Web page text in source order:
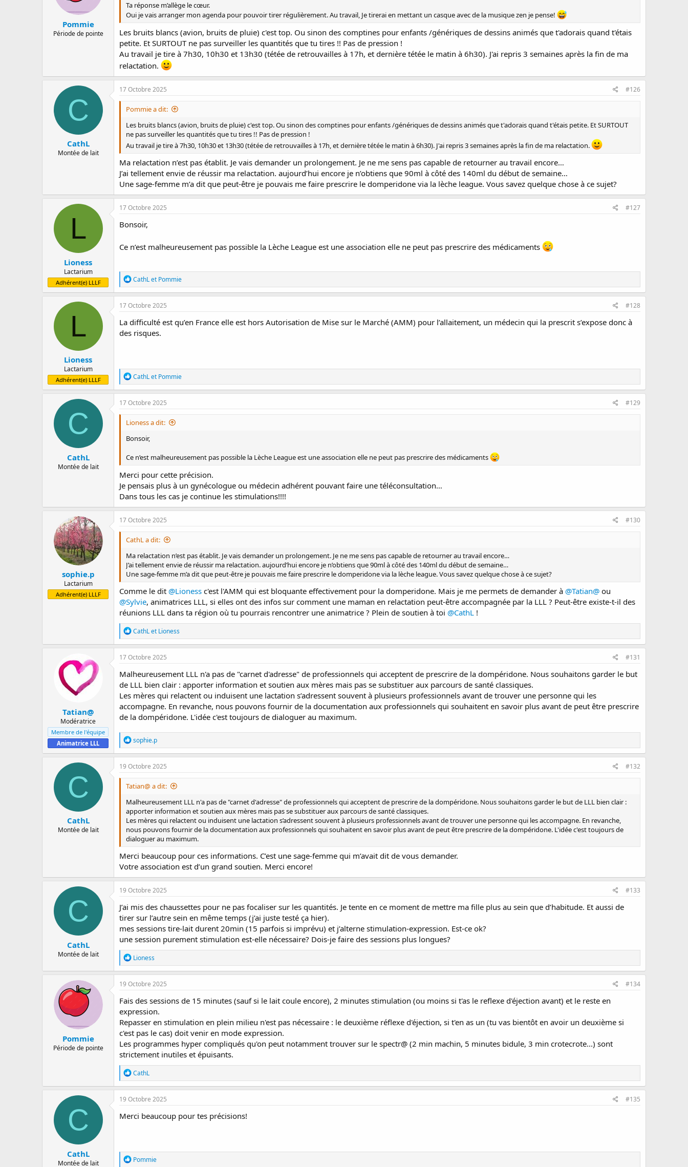
Pommie
Période de pointe
Ta réponse m’allège le cœur.
Oui je vais arranger mon agenda pour pouvoir tirer régulièrement. Au travail, Je tirerai en mettant un casque avec de la musique zen je pense!
Les bruits blancs (avion, bruits de pluie) c'est top. Ou sinon des comptines pour enfants /génériques de dessins animés que t'adorais quand t'étais
petite. Et SURTOUT ne pas surveiller les quantités que tu tires !! Pas de pression !
Au travail je tire à 7h30, 10h30 et 13h30 (tétée de retrouvailles à 17h, et dernière tétée le matin à 6h30). J'ai repris 3 semaines après la fin de ma
relactation.
C
CathL
Montée de lait
17 Octobre 2025 #126
Pommie a dit:
Les bruits blancs (avion, bruits de pluie) c'est top. Ou sinon des comptines pour enfants /génériques de dessins animés que t'adorais quand t'étais petite. Et SURTOUT
ne pas surveiller les quantités que tu tires !! Pas de pression !
Au travail je tire à 7h30, 10h30 et 13h30 (tétée de retrouvailles à 17h, et dernière tétée le matin à 6h30). J'ai repris 3 semaines après la fin de ma relactation.
Ma relactation n’est pas établit. Je vais demander un prolongement. Je ne me sens pas capable de retourner au travail encore…
J’ai tellement envie de réussir ma relactation. aujourd’hui encore je n’obtiens que 90ml à côté des 140ml du début de semaine…
Une sage-femme m’a dit que peut-être je pouvais me faire prescrire le domperidone via la lèche league. Vous savez quelque chose à ce sujet?
L
Lioness
Lactarium
Adhérent(e) LLLF
17 Octobre 2025 #127
Bonsoir,
Ce n’est malheureusement pas possible la Lèche League est une association elle ne peut pas prescrire des médicaments
R
é
a
c
i
o
n
CathLet Pommie
L
Lioness
Lactarium
Adhérent(e) LLLF
17 Octobre 2025 #128
La difficulté est qu’en France elle est hors Autorisation de Mise sur le Marché (AMM) pour l’allaitement, un médecin qui la prescrit s’expose donc à
des risques.
R
é
a
c
o
s
CathLet Pommie
C
CathL
Montée de lait
17 Octobre 2025 #129
Lioness a dit:
Bonsoir,
Ce n’est malheureusement pas possible la Lèche League est une association elle ne peut pas prescrire des médicaments
Merci pour cette précision.
Je pensais plus à un gynécologue ou médecin adhérent pouvant faire une téléconsultation…
Dans tous les cas je continue les stimulations!!!!
sophie.p
Lactarium
Adhérent(e) LLLF
17 Octobre 2025 #130
CathL a dit:
Ma relactation n’est pas établit. Je vais demander un prolongement. Je ne me sens pas capable de retourner au travail encore…
J’ai tellement envie de réussir ma relactation. aujourd’hui encore je n’obtiens que 90ml à côté des 140ml du début de semaine…
Une sage-femme m’a dit que peut-être je pouvais me faire prescrire le domperidone via la lèche league. Vous savez quelque chose à ce sujet?
Comme le dit @Lioness c'est l'AMM qui est bloquante effectivement pour la domperidone. Mais je me permets de demander à @Tatian@ ou
@Sylvie, animatrices LLL, si elles ont des infos sur comment une maman en relactation peut-être accompagnée par la LLL ? Peut-être existe-t-il des
réunions LLL dans ta région où tu pourrais rencontrer une animatrice ? Plein de soutien à toi @CathL !
R
é
a
c
i
o
n
s
:
CathLet Lioness
Tatian@
Modératrice
Membre de l'équipe
Animatrice LLL
17 Octobre 2025 #131
Malheureusement LLL n'a pas de "carnet d'adresse" de professionnels qui acceptent de prescrire de la dompéridone. Nous souhaitons garder le but
de LLL bien clair : apporter information et soutien aux mères mais pas se substituer aux parcours de santé classiques.
Les mères qui relactent ou induisent une lactation s’adressent souvent à plusieurs professionnels avant de trouver une personne qui les
accompagne. En revanche, nous pouvons fournir de la documentation aux professionnels qui souhaitent en savoir plus avant de peut être prescrire
de la dompéridone. L'idée c'est toujours de dialoguer au maximum.
R
é
a
c
o
s
:
sophie.p
C
CathL
Montée de lait
19 Octobre 2025 #132
Tatian@ a dit:
Malheureusement LLL n'a pas de "carnet d'adresse" de professionnels qui acceptent de prescrire de la dompéridone. Nous souhaitons garder le but de LLL bien clair :
apporter information et soutien aux mères mais pas se substituer aux parcours de santé classiques.
Les mères qui relactent ou induisent une lactation s’adressent souvent à plusieurs professionnels avant de trouver une personne qui les accompagne. En revanche,
nous pouvons fournir de la documentation aux professionnels qui souhaitent en savoir plus avant de peut être prescrire de la dompéridone. L'idée c'est toujours de
dialoguer au maximum.
Merci beaucoup pour ces informations. C’est une sage-femme qui m’avait dit de vous demander.
Votre association est d’un grand soutien. Merci encore!
C
CathL
Montée de lait
19 Octobre 2025 #133
J’ai mis des chaussettes pour ne pas focaliser sur les quantités. Je tente en ce moment de mettre ma fille plus au sein que d’habitude. Et aussi de
tirer sur l’autre sein en même temps (j’ai juste testé ça hier).
mes sessions tire-lait durent 20min (15 parfois si imprévu) et j’alterne stimulation-expression. Est-ce ok?
une session purement stimulation est-elle nécessaire? Dois-je faire des sessions plus longues?
R
é
a
c
i
o
n
s
:
Lioness
Pommie
Période de pointe
19 Octobre 2025 #134
Fais des sessions de 15 minutes (sauf si le lait coule encore), 2 minutes stimulation (ou moins si t'as le reflexe d'éjection avant) et le reste en
expression.
Repasser en stimulation en plein milieu n'est pas nécessaire : le deuxième réflexe d'éjection, si t'en as un (tu vas bientôt en avoir un deuxième si
c'est pas le cas) doit venir en mode expression.
Les programmes hyper compliqués qu'on peut notamment trouver sur le spectr@ (2 min machin, 5 minutes bidule, 3 min crotecrote...) sont
strictement inutiles et épuisants.
R
é
a
c
i
o
CathL
C
CathL
Montée de lait
19 Octobre 2025 #135
Merci beaucoup pour tes précisions!
R
Pommie